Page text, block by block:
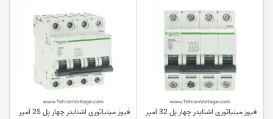
فیوز مینیاتوری اشنایدر چهار پل 32 آمپر
فیوز مینیاتوری اشنایدر چهار پل 25 آمپر